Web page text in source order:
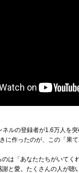
ネルの登録者が1.6万人を
に作ったのが、この「果
は「あなたたちがいてく
謝と愛。たくさんの人が聴